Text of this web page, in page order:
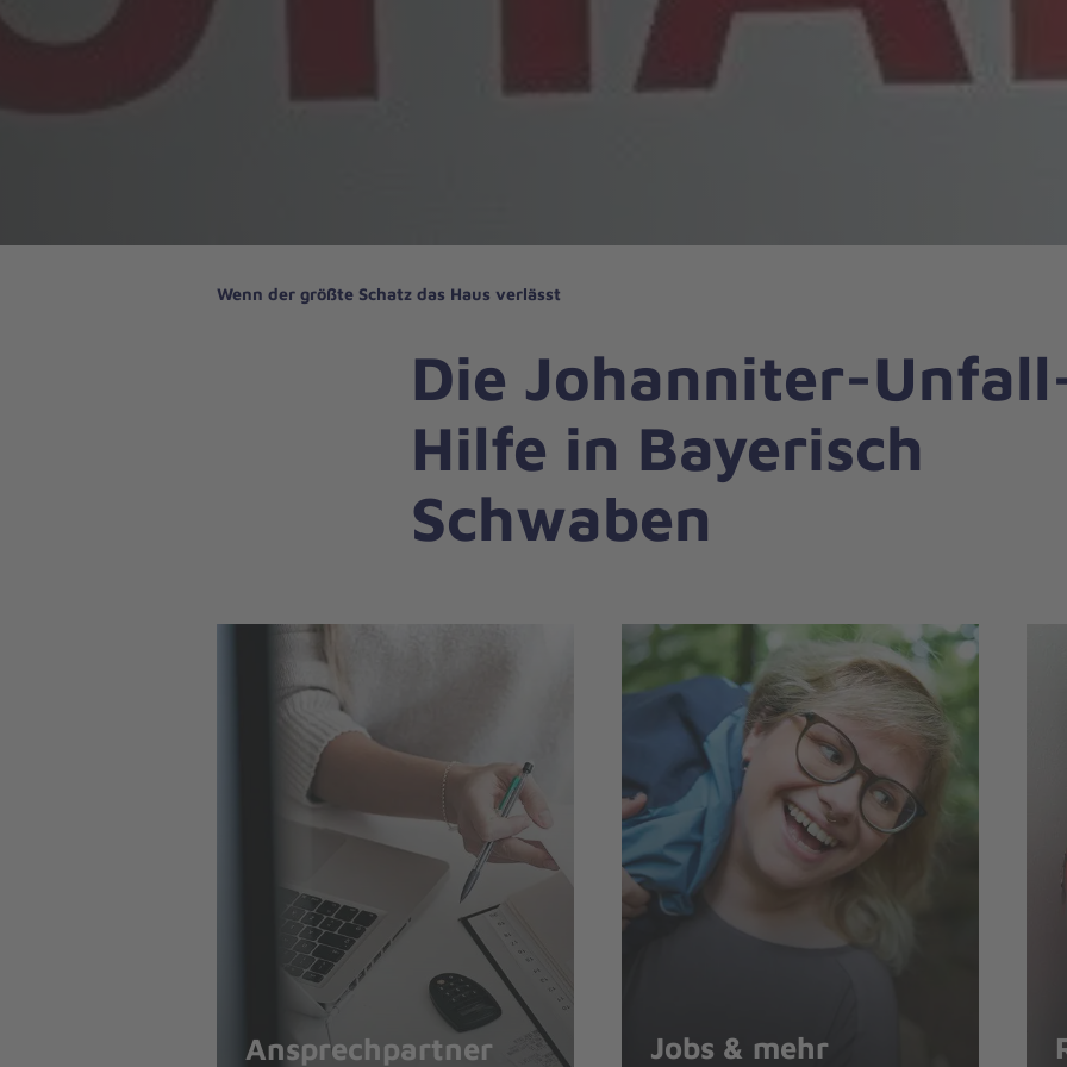
Wenn der größte Schatz das Haus verlässt
Die Johanniter-
Hilfe in Bayerisch
Schwaben
Ansprechpartner Jobs & mehr